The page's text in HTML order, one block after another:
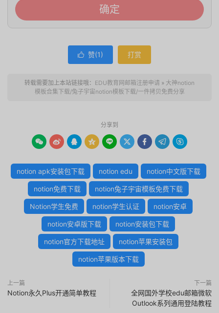
 赞(1) 打赏
转载需要加上本站链接哦： EDU教育网邮箱注册申请 » 大神notion
模板合集下载/兔子宇宙notion模板下载/一件拷贝免费分享
分享到
        
notion apk安装包下载 notion edu notion中文版下载
notion免费下载 notion兔子宇宙模板免费下载
Notion学生免费 notion学生认证 notion安卓
notion安卓版下载 notion安装包下载
notion官方下载地址 notion苹果安装包
notion苹果版本下载
上一篇
Notion永久Plus开通简单教程
下一篇
全网国外学校edu邮箱微软
Outlook系列通用登陆教程